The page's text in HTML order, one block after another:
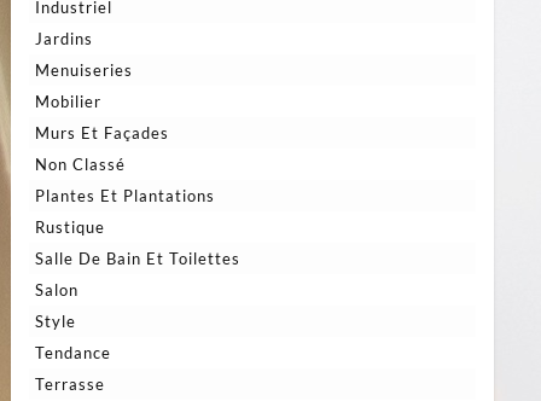
Industriel
Jardins
Menuiseries
Mobilier
Murs Et Façades
Non Classé
Plantes Et Plantations
Rustique
Salle De Bain Et Toilettes
Salon
Style
Tendance
Terrasse